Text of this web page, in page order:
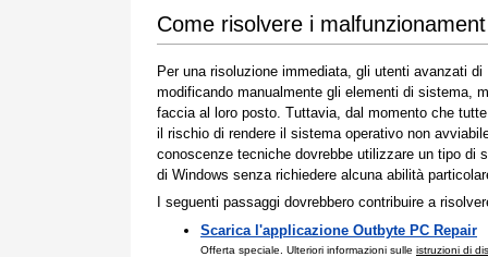
Come risolvere i
Per una risoluzione immediata, gli utenti avanzati
modificando manualmente gli elementi di sistema,
faccia al loro posto. Tuttavia, dal momento che
il rischio di rendere il sistema operativo non
conoscenze tecniche dovrebbe utilizzare un tipo di
di Windows senza richiedere alcuna abilità
I seguenti passaggi dovrebbero contribuire a
Scarica l'applicazione Outbyte PC Repair
Offerta speciale. Ulteriori informazioni sulle istruzioni di